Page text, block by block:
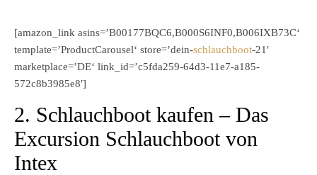
[amazon_link asins=’B00177BQC6,B000S6INF0,B006IXB73C‘
template=’ProductCarousel‘ store=’dein-schlauchboot-21′
marketplace=’DE‘ link_id=’c5fda259-64d3-11e7-a185-
572c8b3985e8′]
2. Schlauchboot kaufen – Das
Excursion Schlauchboot von
Intex